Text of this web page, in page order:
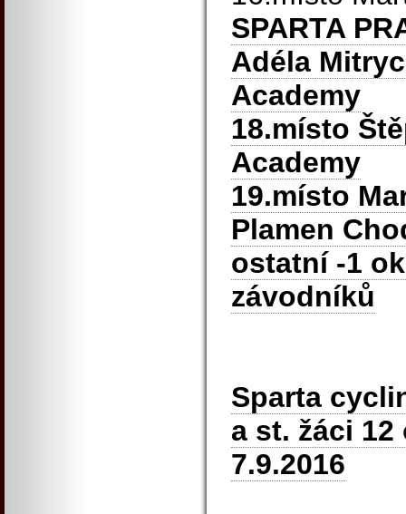
SPARTA
Adéla
Academy
18.místo
Academy
19.místo
Plamen
ostatní -1
závodníků
Sparta
a st. žáci
7.9.2016